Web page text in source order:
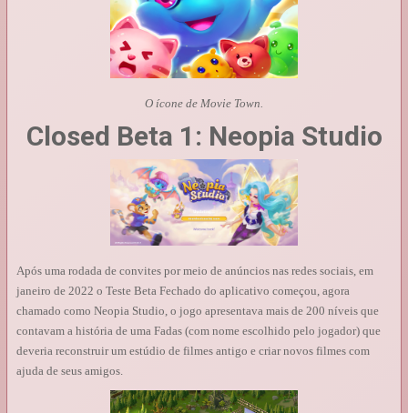
O ícone de Movie Town.
Closed Beta 1: Neopia Studio
Após uma rodada de convites por meio de anúncios nas redes sociais, em
janeiro de 2022 o Teste Beta Fechado do aplicativo começou, agora
chamado como Neopia Studio, o jogo apresentava mais de 200 níveis que
contavam a história de uma Fadas (com nome escolhido pelo jogador) que
deveria reconstruir um estúdio de filmes antigo e criar novos filmes com
ajuda de seus amigos.